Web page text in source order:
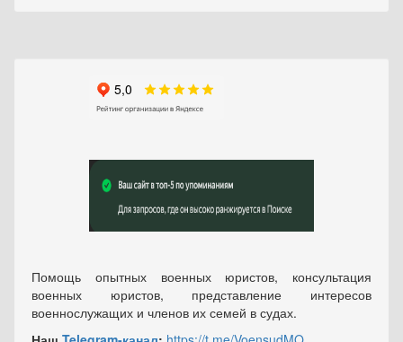
Помощь опытных военных юристов, консультация
военных юристов, представление интересов
военнослужащих и членов их семей в судах.